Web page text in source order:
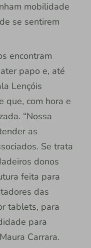
mobilidade
se sentirem
encontram
papo e, até
Lençóis
que, com hora e
“Nossa
as
Se trata
donos
feita para
das
tablets, para
para
Carrara.